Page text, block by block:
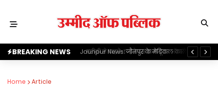
BREAKING NEWS
के मेडिकल कालेज में शराब
गरीबी से लड़ते-लड़ते इस कम्प्यूटर ऑपरेटर ने लिख दी
Home
Article